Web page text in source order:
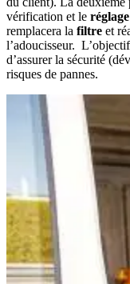
vérification et le
remplacera la filtre et
l’adoucisseur.
d’assurer la sécurité
risques de pannes.